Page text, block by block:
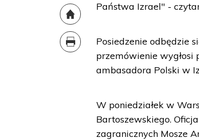
Państwa Izrael" -
Posiedzenie odbędzie
przemówienie wygłosi
ambasadora Polski w
W poniedziałek w
Bartoszewskiego.
zagranicznych Mosze